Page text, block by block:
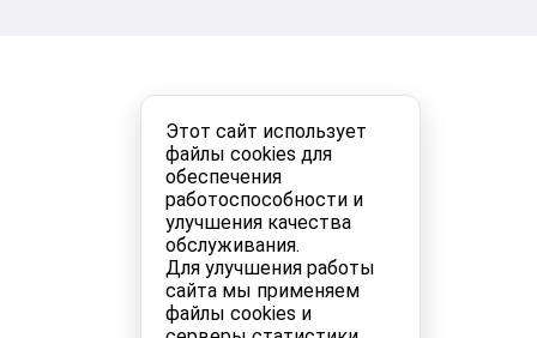
Этот сайт использует
файлы cookies для
обеспечения
работоспособности и
улучшения качества
обслуживания.
Для улучшения работы
сайта мы применяем
файлы cookies и